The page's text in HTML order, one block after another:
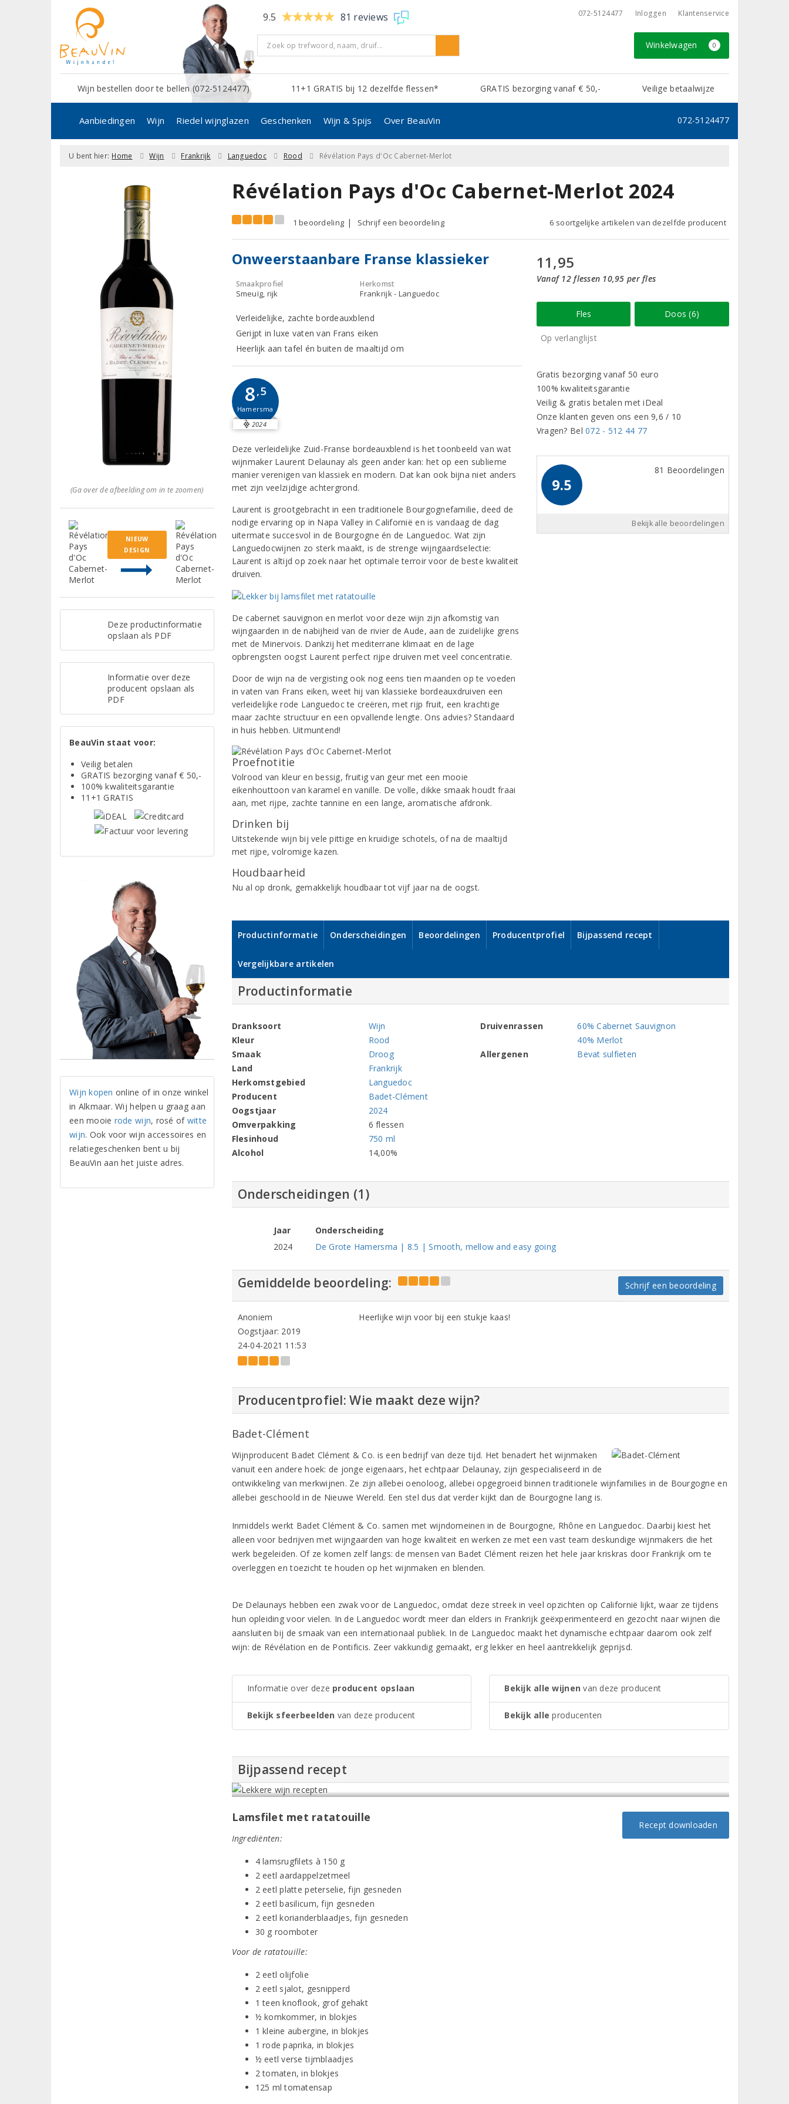
9.5 81 reviews 072-5124477 Inloggen Klantenservice
Winkelwagen 0
Wijn bestellen door te bellen (072-5124477) 11+1 GRATIS bij 12 dezelfde flessen* GRATIS bezorging vanaf € 50,- Veilige betaalwijze
Aanbiedingen Wijn Riedel wijnglazen Geschenken Wijn & Spijs Over BeauVin 072-5124477
U bent hier: Home Wijn Frankrijk Languedoc Rood Révélation Pays d'Oc Cabernet-Merlot
(Ga over de afbeelding om in te zoomen)
NIEUW
DESIGN
Deze productinformatie
opslaan als PDF
Informatie over deze
producent opslaan als
PDF
BeauVin staat voor:
Veilig betalen
GRATIS bezorging vanaf € 50,-
100% kwaliteitsgarantie
11+1 GRATIS
Wijn kopen online of in onze winkel
in Alkmaar. Wij helpen u graag aan
een mooie rode wijn, rosé of witte
wijn. Ook voor wijn accessoires en
relatiegeschenken bent u bij
BeauVin aan het juiste adres.
Révélation Pays d'Oc Cabernet-Merlot 2024
1 beoordeling Schrijf een beoordeling 6 soortgelijke artikelen van dezelfde producent
Onweerstaanbare Franse klassieker
Smaakprofiel
Smeuïg, rijk
Herkomst
Frankrijk - Languedoc
Verleidelijke, zachte bordeauxblend
Gerijpt in luxe vaten van Frans eiken
Heerlijk aan tafel én buiten de maaltijd om
8,5
Hamersma
2024
Deze verleidelijke Zuid-Franse bordeauxblend is het toonbeeld van wat
wijnmaker Laurent Delaunay als geen ander kan: het op een sublieme
manier verenigen van klassiek en modern. Dat kan ook bijna niet anders
met zijn veelzijdige achtergrond.
Laurent is grootgebracht in een traditionele Bourgognefamilie, deed de
nodige ervaring op in Napa Valley in Californië en is vandaag de dag
uitermate succesvol in de Bourgogne én de Languedoc. Wat zijn
Languedocwijnen zo sterk maakt, is de strenge wijngaardselectie:
Laurent is altijd op zoek naar het optimale terroir voor de beste kwaliteit
druiven.
De cabernet sauvignon en merlot voor deze wijn zijn afkomstig van
wijngaarden in de nabijheid van de rivier de Aude, aan de zuidelijke grens
met de Minervois. Dankzij het mediterrane klimaat en de lage
opbrengsten oogst Laurent perfect rijpe druiven met veel concentratie.
Door de wijn na de vergisting ook nog eens tien maanden op te voeden
in vaten van Frans eiken, weet hij van klassieke bordeauxdruiven een
verleidelijke rode Languedoc te creëren, met rijp fruit, een krachtige
maar zachte structuur en een opvallende lengte. Ons advies? Standaard
in huis hebben. Uitmuntend!
Proefnotitie
Volrood van kleur en bessig, fruitig van geur met een mooie
eikenhouttoon van karamel en vanille. De volle, dikke smaak houdt fraai
aan, met rijpe, zachte tannine en een lange, aromatische afdronk.
Drinken bij
Uitstekende wijn bij vele pittige en kruidige schotels, of na de maaltijd
met rijpe, volromige kazen.
Houdbaarheid
Nu al op dronk, gemakkelijk houdbaar tot vijf jaar na de oogst.
11,95
Vanaf 12 flessen 10,95 per fles
Fles Doos (6)
Op verlanglijst
Gratis bezorging vanaf 50 euro
100% kwaliteitsgarantie
Veilig & gratis betalen met iDeal
Onze klanten geven ons een 9,6 / 10
Vragen? Bel072 - 512 44 77
9.5
81 Beoordelingen
Bekijk alle beoordelingen
Productinformatie Onderscheidingen Beoordelingen Producentprofiel Bijpassend recept
Vergelijkbare artikelen
Productinformatie
Dranksoort
Wijn
Kleur
Rood
Smaak
Droog
Land
Frankrijk
Herkomstgebied
Languedoc
Producent
Badet-Clément
Oogstjaar
2024
Omverpakking
6 flessen
Flesinhoud
750 ml
Alcohol
14,00%
Druivenrassen
60% Cabernet Sauvignon
40% Merlot
Allergenen
Bevat sulfieten
Onderscheidingen (1)
Jaar
Onderscheiding
2024
De Grote Hamersma | 8.5 | Smooth, mellow and easy going
Gemiddelde beoordeling: Schrijf een beoordeling
Anoniem
Oogstjaar: 2019
24-04-2021 11:53
Heerlijke wijn voor bij een stukje kaas!
Producentprofiel: Wie maakt deze wijn?
Badet-Clément
Wijnproducent Badet Clément & Co. is een bedrijf van deze tijd. Het benadert het wijnmaken
vanuit een andere hoek: de jonge eigenaars, het echtpaar Delaunay, zijn gespecialiseerd in de
ontwikkeling van merkwijnen. Ze zijn allebei oenoloog, allebei opgegroeid binnen traditionele wijnfamilies in de Bourgogne en
allebei geschoold in de Nieuwe Wereld. Een stel dus dat verder kijkt dan de Bourgogne lang is.
Inmiddels werkt Badet Clément & Co. samen met wijndomeinen in de Bourgogne, Rhône en Languedoc. Daarbij kiest het
alleen voor bedrijven met wijngaarden van hoge kwaliteit en werken ze met een vast team deskundige wijnmakers die het
werk begeleiden. Of ze komen zelf langs: de mensen van Badet Clément reizen het hele jaar kriskras door Frankrijk om te
overleggen en toezicht te houden op het wijnmaken en blenden.
De Delaunays hebben een zwak voor de Languedoc, omdat deze streek in veel opzichten op Californië lijkt, waar ze tijdens
hun opleiding voor vielen. In de Languedoc wordt meer dan elders in Frankrijk geëxperimenteerd en gezocht naar wijnen die
aansluiten bij de smaak van een internationaal publiek. In de Languedoc maakt het dynamische echtpaar daarom ook zelf
wijn: de Révélation en de Pontificis. Zeer vakkundig gemaakt, erg lekker en heel aantrekkelijk geprijsd.
Informatie over deze producent opslaan
Bekijk sfeerbeelden van deze producent
Bekijk alle wijnen van deze producent
Bekijk alle producenten
Bijpassend recept
Recept downloaden
Lamsfilet met ratatouille
Ingrediënten:
4 lamsrugfilets à 150 g
2 eetl aardappelzetmeel
2 eetl platte peterselie, fijn gesneden
2 eetl basilicum, fijn gesneden
2 eetl korianderblaadjes, fijn gesneden
30 g roomboter
Voor de ratatouille:
2 eetl olijfolie
2 eetl sjalot, gesnipperd
1 teen knoflook, grof gehakt
½ komkommer, in blokjes
1 kleine aubergine, in blokjes
1 rode paprika, in blokjes
½ eetl verse tijmblaadjes
2 tomaten, in blokjes
125 ml tomatensap